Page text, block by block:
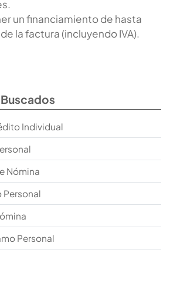
un financiamiento de hasta
la factura (incluyendo IVA).
Individual
Nómina
Personal
Personal